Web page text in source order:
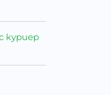
куриер